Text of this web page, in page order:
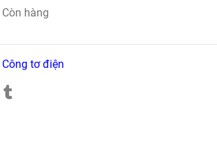
Còn hàng
Công tơ điện